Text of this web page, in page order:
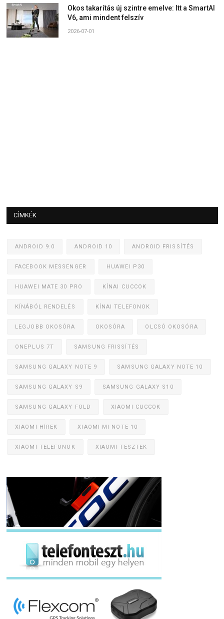
Okos takarítás új szintre emelve: Itt a SmartAI
V6, ami mindent felszív
2026-07-01
CÍMKÉK
ANDROID 9.0 ANDROID 10 ANDROID FRISSÍTÉS
FACEBOOK MESSENGER HUAWEI P30
HUAWEI MATE 30 PRO KÍNAI CUCCOK
KÍNÁBÓL RENDELÉS KÍNAI TELEFONOK
LEGJOBB OKOSÓRA OKOSÓRA OLCSÓ OKOSÓRA
ONEPLUS 7T SAMSUNG FRISSÍTÉS
SAMSUNG GALAXY NOTE 9 SAMSUNG GALAXY NOTE 10
SAMSUNG GALAXY S9 SAMSUNG GALAXY S10
SAMSUNG GALAXY FOLD XIAOMI CUCCOK
XIAOMI HÍREK XIAOMI MI NOTE 10
XIAOMI TELEFONOK XIAOMI TESZTEK